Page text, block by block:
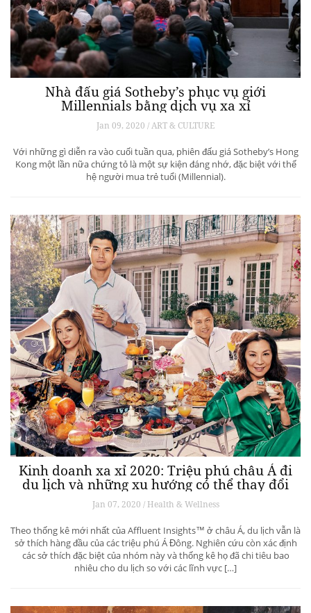
Nhà đấu giá Sotheby’s phục vụ giới
Millennials bằng dịch vụ xa xỉ
Jan 09, 2020 / ART & CULTURE
Với những gì diễn ra vào cuối tuần qua, phiên đấu giá Sotheby’s Hong
Kong một lần nữa chứng tỏ là một sự kiện đáng nhớ, đặc biệt với thế
hệ người mua trẻ tuổi (Millennial).
Kinh doanh xa xỉ 2020: Triệu phú châu Á đi
du lịch và những xu hướng có thể thay đổi
ngành du lịch thượng lưu
Jan 07, 2020 / Health & Wellness
Theo thống kê mới nhất của Affluent Insights™ ở châu Á, du lịch vẫn là
sở thích hàng đầu của các triệu phú Á Đông. Nghiên cứu còn xác định
các sở thích đặc biệt của nhóm này và thống kê họ đã chi tiêu bao
nhiêu cho du lịch so với các lĩnh vực […]